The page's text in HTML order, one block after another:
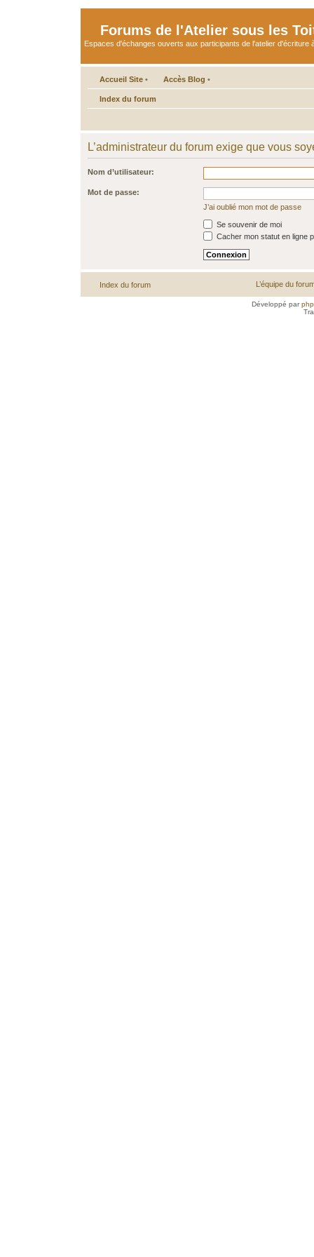
Forums de l'Atelier sous les
Espaces d'échanges ouverts aux participants de l'atelier d'écriture
Accueil Site • Accès Blog •
Index du forum
L’administrateur du forum exige que vous
Nom d’utilisateur:
Mot de passe:
J’ai oublié mon mot de passe
Se souvenir de moi
Cacher mon statut en ligne
Index du forum L’équipe du
Développé par